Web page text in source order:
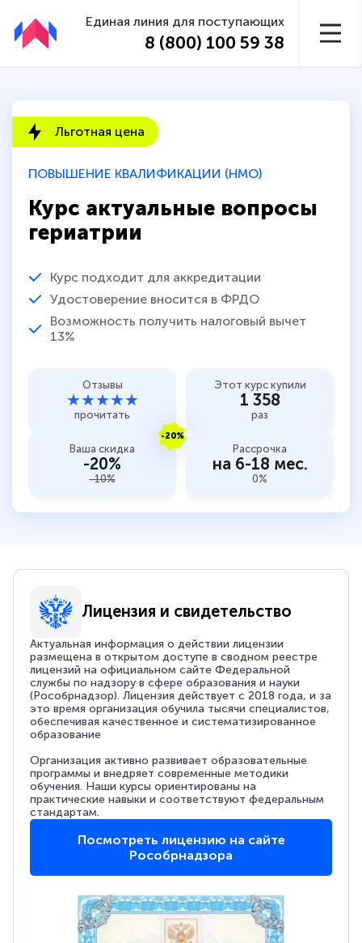
Единая линия для поступающих
8 (800) 100 59 38
ПОВЫШЕНИЕ КВАЛИФИКАЦИИ (НМО)
Курс актуальные вопросы
гериатрии
Курс подходит для аккредитации
Удостоверение вносится в ФРДО
Возможность получить налоговый вычет
13%
Льготная цена
Отзывы
★★★★★
прочитать
Этот курс купили
1 358
раз
-20%
Ваша скидка
-20%
-10%
Рассрочка
на 6-18 мес.
0%
Лицензия и свидетельство
Актуальная информация о действии лицензии
размещена в открытом доступе в сводном реестре
лицензий на официальном сайте Федеральной
службы по надзору в сфере образования и науки
(Рособрнадзор). Лицензия действует с 2018 года, и за
это время организация обучила тысячи специалистов,
обеспечивая качественное и систематизированное
образование
Организация активно развивает образовательные
программы и внедряет современные методики
обучения. Наши курсы ориентированы на
практические навыки и соответствуют федеральным
стандартам.
Посмотреть лицензию на сайте
Рособрнадзора